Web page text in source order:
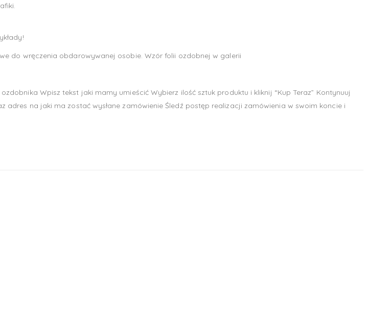
do wręczenia obdarowywanej osobie. Wzór folii ozdobnej w galerii
Wpisz tekst jaki mamy umieścić Wybierz ilość sztuk produktu i kliknij “Kup Teraz” Kontynuuj
adres na jaki ma zostać wysłane zamówienie Śledź postęp realizacji zamówienia w swoim koncie i